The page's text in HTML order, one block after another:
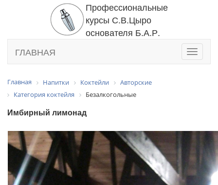
Профессиональные
курсы С.В.Цыро
основателя Б.А.Р.
Toggle
ГЛАВНАЯ
Главная Напитки Коктейли
Авторские
Категория коктейля
Безалкогольные
Имбирный лимонад